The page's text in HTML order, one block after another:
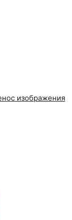
изображения